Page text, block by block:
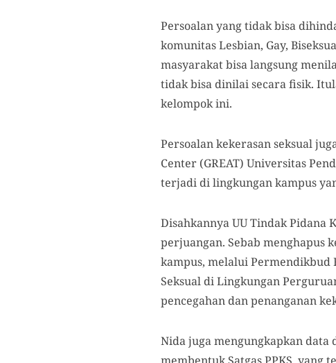
Persoalan yang tidak bisa
komunitas Lesbian, Gay,
masyarakat bisa langsung
tidak bisa dinilai secara fisik.
kelompok ini.
Persoalan kekerasan seksual
Center (GREAT) Universitas
terjadi di lingkungan kampus
Disahkannya UU Tindak Pidana
perjuangan. Sebab menghapus
kampus, melalui Permendikbud
Seksual di Lingkungan
pencegahan dan penanganan
Nida juga mengungkapkan data